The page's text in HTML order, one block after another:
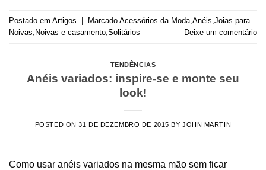
Postado em Artigos | Marcado Acessórios da Moda Anéis Joias para
Noivas Noivas e casamento Solitários Deixe um comentário
TENDÊNCIAS
Anéis variados: inspire-se e monte seu
look!
POSTED ON31 DE DEZEMBRO DE 2015 BY JOHN MARTIN
Como usar anéis variados na mesma mão sem ficar